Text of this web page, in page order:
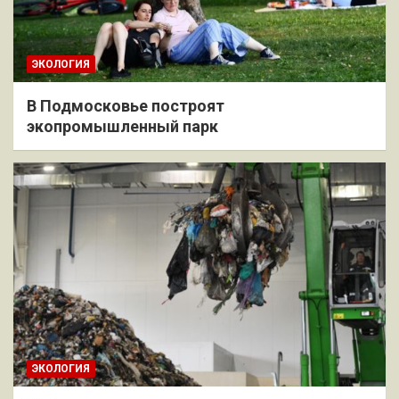
ЭКОЛОГИЯ
В Подмосковье построят
экопромышленный парк
ЭКОЛОГИЯ